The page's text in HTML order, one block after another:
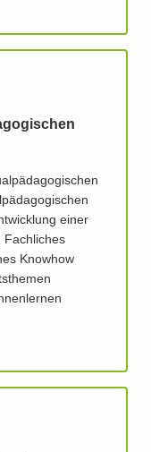
einer
Fachliches
Knowhow